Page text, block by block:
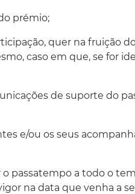
prémio;
quer na fruição
caso em que, se for
de suporte do
e/ou os seus
o passatempo a todo o
na data que venha a